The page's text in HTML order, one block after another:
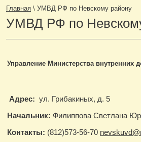
Главная \ УМВД РФ по Невскому району
УМВД РФ по
Управление Министерства внутренних
Адрес: ул. Грибакиных, д. 5
Начальник: Филиппова Светлана
Контакты: (812)573-56-70